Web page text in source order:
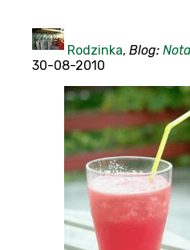
Rodzinka, Blog:
30-08-2010